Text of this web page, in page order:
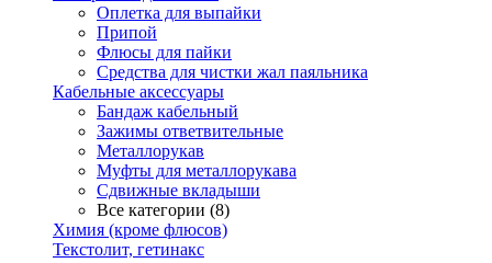
Оплетка для выпайки
Припой
Флюсы для пайки
Средства для чистки жал паяльника
Кабельные аксессуары
Бандаж кабельный
Зажимы ответвительные
Металлорукав
Муфты для металлорукава
Сдвижные вкладыши
Все категории (8)
Химия (кроме флюсов)
Текстолит, гетинакс